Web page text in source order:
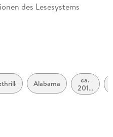
des Lesesystems
Alabama
ca.
2010
bis